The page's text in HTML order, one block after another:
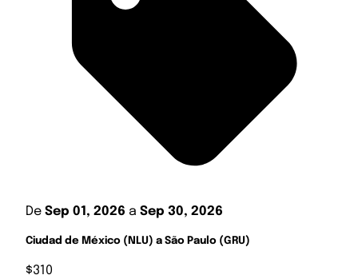
De Sep 01, 2026 a Sep 30, 2026
Ciudad de México (NLU) a São Paulo (GRU)
$310